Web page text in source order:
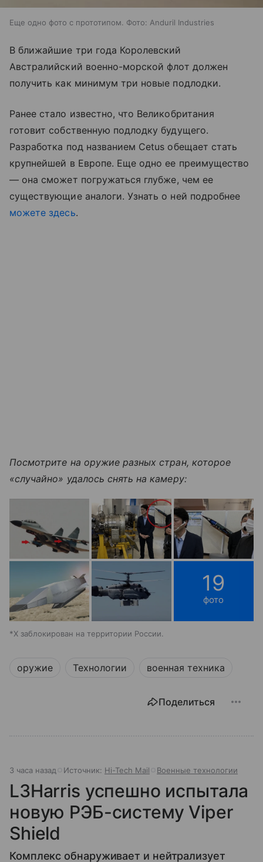
Еще одно фото с прототипом. Фото: Anduril Industries
В ближайшие три года Королевский
Австралийский военно-морской флот должен
получить как минимум три новые подлодки.
Ранее стало известно, что Великобритания
готовит собственную подлодку будущего.
Разработка под названием Cetus обещает стать
крупнейшей в Европе. Еще одно ее преимущество
— она сможет погружаться глубже, чем ее
существующие аналоги. Узнать о ней подробнее
можете здесь.
Посмотрите на оружие разных стран, которое
«случайно» удалось снять на камеру:
19
фото
*X заблокирован на территории России.
оружие Технологии военная техника
Поделиться
3 часа назад Источник: Hi-Tech Mail Военные технологии
L3Harris успешно испытала
новую РЭБ-систему Viper
Shield
Комплекс обнаруживает и нейтрализует